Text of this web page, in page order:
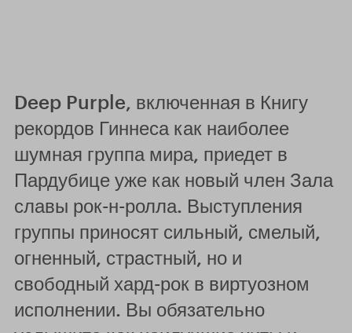
Deep Purple, включенная в Книгу
рекордов Гиннеса как наиболее
шумная группа мира, приедет в
Пардубице уже как новый член Зала
славы рок-н-ролла. Выступления
группы приносят сильный, смелый,
огненный, страстный, но и
свободный хард-рок в виртуозном
исполнении. Вы обязательно